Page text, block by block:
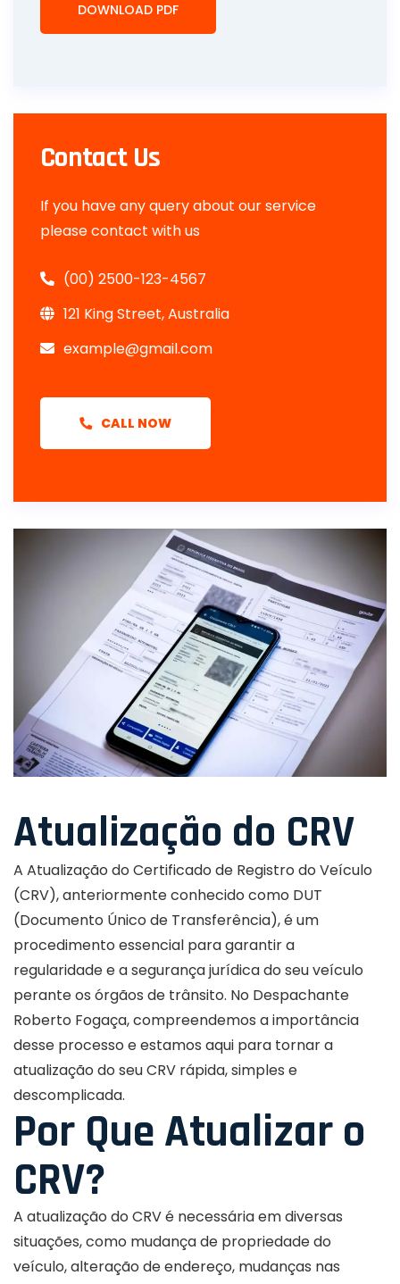
DOWNLOAD PDF
Contact Us
If you have any query about our service
please contact with us
(00) 2500-123-4567
121 King Street, Australia
example@gmail.com
CALL NOW
Atualização do CRV
A Atualização do Certificado de Registro do Veículo
(CRV), anteriormente conhecido como DUT
(Documento Único de Transferência), é um
procedimento essencial para garantir a
regularidade e a segurança jurídica do seu veículo
perante os órgãos de trânsito. No Despachante
Roberto Fogaça, compreendemos a importância
desse processo e estamos aqui para tornar a
atualização do seu CRV rápida, simples e
descomplicada.
Por Que Atualizar o
CRV?
A atualização do CRV é necessária em diversas
situações, como mudança de propriedade do
veículo, alteração de endereço, mudanças nas